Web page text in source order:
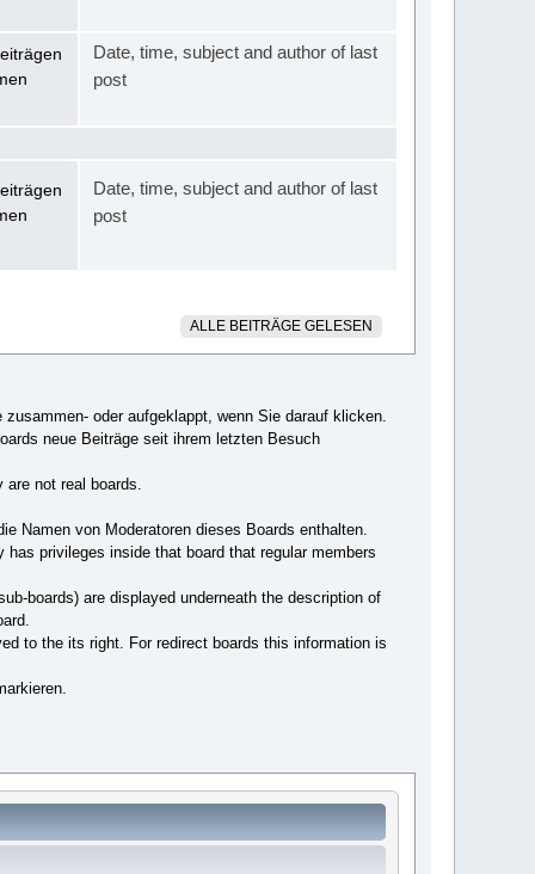
Date, time, subject and author of last
post
Date, time, subject and author of last
post
ALLE BEITRÄGE GELESEN
oder aufgeklappt, wenn Sie darauf klicken.
neue Beiträge seit ihrem letzten Besuch
not real boards.
Namen von Moderatoren dieses Boards enthalten.
privileges inside that board that regular members
boards) are displayed underneath the description of
to the its right. For redirect boards this information is